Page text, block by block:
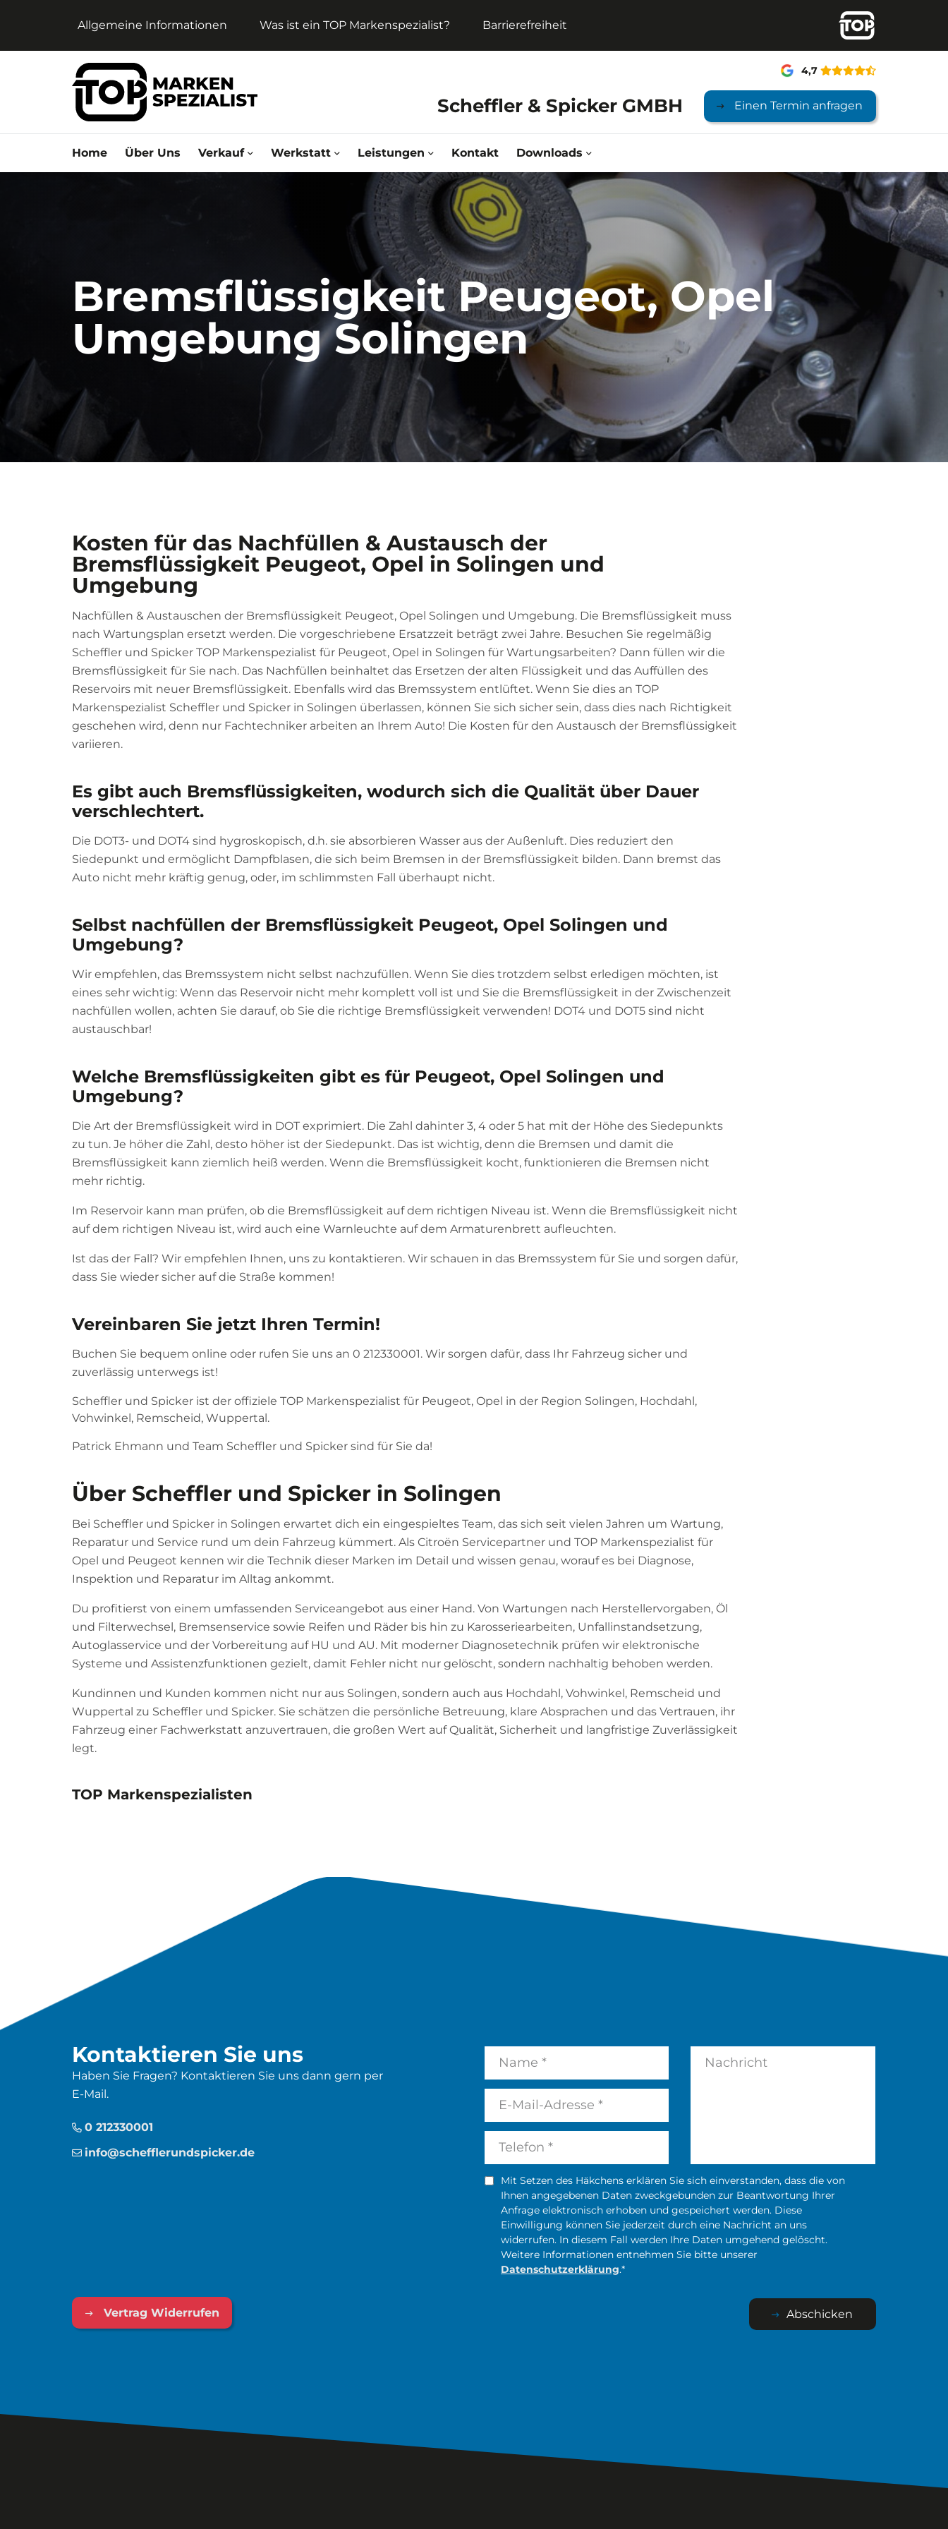
Allgemeine Informationen Was ist ein TOP Markenspezialist? Barrierefreiheit
4,7
Scheffler & Spicker GMBH Einen Termin anfragen
Home Über Uns Verkauf Werkstatt Leistungen Kontakt Downloads
Bremsflüssigkeit Peugeot, Opel
Umgebung Solingen
Kosten für das Nachfüllen & Austausch der
Bremsflüssigkeit Peugeot, Opel in Solingen und
Umgebung
Nachfüllen & Austauschen der Bremsflüssigkeit Peugeot, Opel Solingen und Umgebung. Die Bremsflüssigkeit muss
nach Wartungsplan ersetzt werden. Die vorgeschriebene Ersatzzeit beträgt zwei Jahre. Besuchen Sie regelmäßig
Scheffler und Spicker TOP Markenspezialist für Peugeot, Opel in Solingen für Wartungsarbeiten? Dann füllen wir die
Bremsflüssigkeit für Sie nach. Das Nachfüllen beinhaltet das Ersetzen der alten Flüssigkeit und das Auffüllen des
Reservoirs mit neuer Bremsflüssigkeit. Ebenfalls wird das Bremssystem entlüftet. Wenn Sie dies an TOP
Markenspezialist Scheffler und Spicker in Solingen überlassen, können Sie sich sicher sein, dass dies nach Richtigkeit
geschehen wird, denn nur Fachtechniker arbeiten an Ihrem Auto! Die Kosten für den Austausch der Bremsflüssigkeit
variieren.
Es gibt auch Bremsflüssigkeiten, wodurch sich die Qualität über Dauer
verschlechtert.
Die DOT3- und DOT4 sind hygroskopisch, d.h. sie absorbieren Wasser aus der Außenluft. Dies reduziert den
Siedepunkt und ermöglicht Dampfblasen, die sich beim Bremsen in der Bremsflüssigkeit bilden. Dann bremst das
Auto nicht mehr kräftig genug, oder, im schlimmsten Fall überhaupt nicht.
Selbst nachfüllen der Bremsflüssigkeit Peugeot, Opel Solingen und
Umgebung?
Wir empfehlen, das Bremssystem nicht selbst nachzufüllen. Wenn Sie dies trotzdem selbst erledigen möchten, ist
eines sehr wichtig: Wenn das Reservoir nicht mehr komplett voll ist und Sie die Bremsflüssigkeit in der Zwischenzeit
nachfüllen wollen, achten Sie darauf, ob Sie die richtige Bremsflüssigkeit verwenden! DOT4 und DOT5 sind nicht
austauschbar!
Welche Bremsflüssigkeiten gibt es für Peugeot, Opel Solingen und
Umgebung?
Die Art der Bremsflüssigkeit wird in DOT exprimiert. Die Zahl dahinter 3, 4 oder 5 hat mit der Höhe des Siedepunkts
zu tun. Je höher die Zahl, desto höher ist der Siedepunkt. Das ist wichtig, denn die Bremsen und damit die
Bremsflüssigkeit kann ziemlich heiß werden. Wenn die Bremsflüssigkeit kocht, funktionieren die Bremsen nicht
mehr richtig.
Im Reservoir kann man prüfen, ob die Bremsflüssigkeit auf dem richtigen Niveau ist. Wenn die Bremsflüssigkeit nicht
auf dem richtigen Niveau ist, wird auch eine Warnleuchte auf dem Armaturenbrett aufleuchten.
Ist das der Fall? Wir empfehlen Ihnen, uns zu kontaktieren. Wir schauen in das Bremssystem für Sie und sorgen dafür,
dass Sie wieder sicher auf die Straße kommen!
Vereinbaren Sie jetzt Ihren Termin!
Buchen Sie bequem online oder rufen Sie uns an 0 212330001. Wir sorgen dafür, dass Ihr Fahrzeug sicher und
zuverlässig unterwegs ist!
Scheffler und Spicker ist der offiziele TOP Markenspezialist für Peugeot, Opel in der Region Solingen, Hochdahl,
Vohwinkel, Remscheid, Wuppertal.
Patrick Ehmann und Team Scheffler und Spicker sind für Sie da!
Über Scheffler und Spicker in Solingen
Bei Scheffler und Spicker in Solingen erwartet dich ein eingespieltes Team, das sich seit vielen Jahren um Wartung,
Reparatur und Service rund um dein Fahrzeug kümmert. Als Citroën Servicepartner und TOP Markenspezialist für
Opel und Peugeot kennen wir die Technik dieser Marken im Detail und wissen genau, worauf es bei Diagnose,
Inspektion und Reparatur im Alltag ankommt.
Du profitierst von einem umfassenden Serviceangebot aus einer Hand. Von Wartungen nach Herstellervorgaben, Öl
und Filterwechsel, Bremsenservice sowie Reifen und Räder bis hin zu Karosseriearbeiten, Unfallinstandsetzung,
Autoglasservice und der Vorbereitung auf HU und AU. Mit moderner Diagnosetechnik prüfen wir elektronische
Systeme und Assistenzfunktionen gezielt, damit Fehler nicht nur gelöscht, sondern nachhaltig behoben werden.
Kundinnen und Kunden kommen nicht nur aus Solingen, sondern auch aus Hochdahl, Vohwinkel, Remscheid und
Wuppertal zu Scheffler und Spicker. Sie schätzen die persönliche Betreuung, klare Absprachen und das Vertrauen, ihr
Fahrzeug einer Fachwerkstatt anzuvertrauen, die großen Wert auf Qualität, Sicherheit und langfristige Zuverlässigkeit
legt.
TOP Markenspezialisten
Kontaktieren Sie uns
Haben Sie Fragen? Kontaktieren Sie uns dann gern per
E-Mail.
0 212330001
info@schefflerundspicker.de
Vertrag Widerrufen
Mit Setzen des Häkchens erklären Sie sich einverstanden, dass die von
Ihnen angegebenen Daten zweckgebunden zur Beantwortung Ihrer
Anfrage elektronisch erhoben und gespeichert werden. Diese
Einwilligung können Sie jederzeit durch eine Nachricht an uns
widerrufen. In diesem Fall werden Ihre Daten umgehend gelöscht.
Weitere Informationen entnehmen Sie bitte unserer
Datenschutzerklärung.*
Abschicken